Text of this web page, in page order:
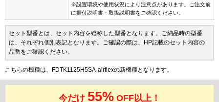
※設置環境や使用状況により注意点があります。ご注文前
に据付説明書・取扱説明書をご確認ください。
セット型番とは、セット内容を総称した型番となります。ご納品時の型番
は、それぞれ個別表記となります。ご確認の際は、HP記載のセット内容の
品番をご確認ください。
こちらの機種は、FDTK1125H5SA-airflexの新機種となります。
今だけ 55% OFF以上！